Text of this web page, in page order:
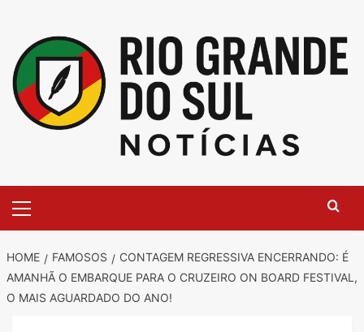
content
Menu
HOME FAMOSOS
CONTAGEM REGRESSIVA ENCERRANDO: É
AMANHÃ O EMBARQUE PARA O CRUZEIRO ON BOARD FESTIVAL,
O MAIS AGUARDADO DO ANO!